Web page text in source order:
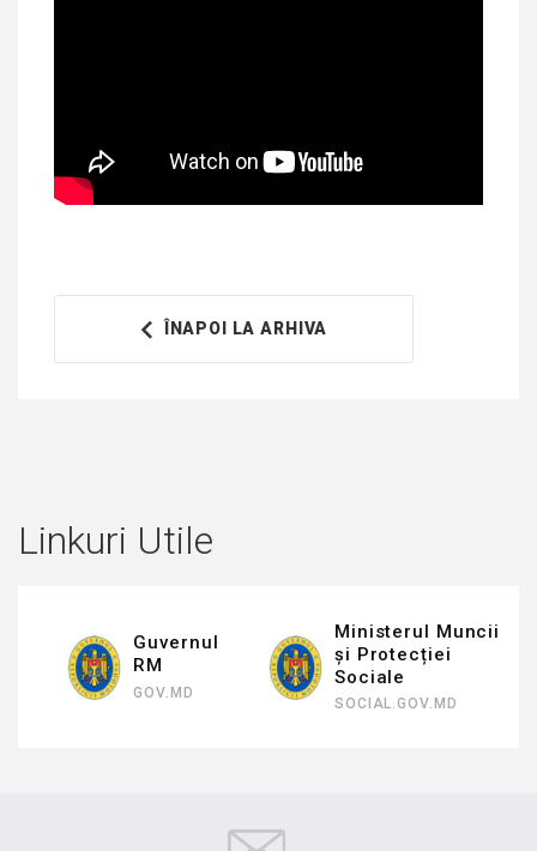
ÎNAPOI LA ARHIVA
Linkuri Utile
Guvernul
RM
GOV.MD
Ministerul Muncii
și Protecției
Sociale
SOCIAL.GOV.MD